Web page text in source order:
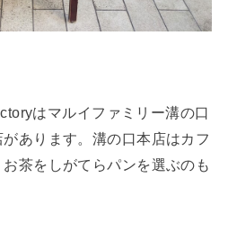
はマルイファミリー溝の口
あります。溝の口本店はカフ
茶をしがてらパンを選ぶのも